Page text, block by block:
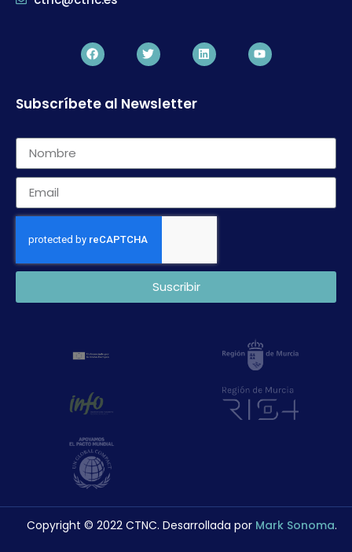
Subscríbete al Newsletter
Suscribir
Copyright © 2022 CTNC. Desarrollada por Mark Sonoma.